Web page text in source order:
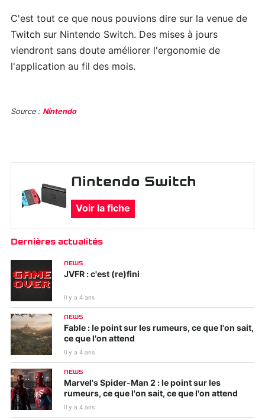
C'est tout ce que nous pouvions dire sur la venue de
Twitch sur Nintendo Switch. Des mises à jours
viendront sans doute améliorer l'ergonomie de
l'application au fil des mois.
Source : Nintendo
Nintendo Switch
Voir la fiche
Dernières actualités
NEWS
JVFR : c'est (re)fini
Il y a 4 ans
NEWS
Fable : le point sur les rumeurs, ce que l'on sait,
ce que l'on attend
Il y a 4 ans
NEWS
Marvel's Spider-Man 2 : le point sur les
rumeurs, ce que l'on sait, ce que l'on attend
Il y a 4 ans